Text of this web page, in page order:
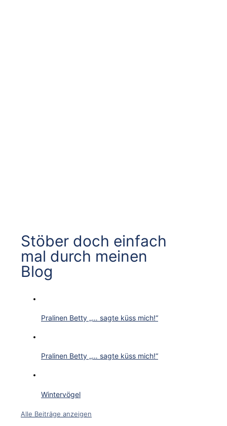
Stöber doch einfach
mal durch meinen
Blog
Pralinen Betty „… sagte küss mich!“
Pralinen Betty „… sagte küss mich!“
Wintervögel
Alle Beiträge anzeigen